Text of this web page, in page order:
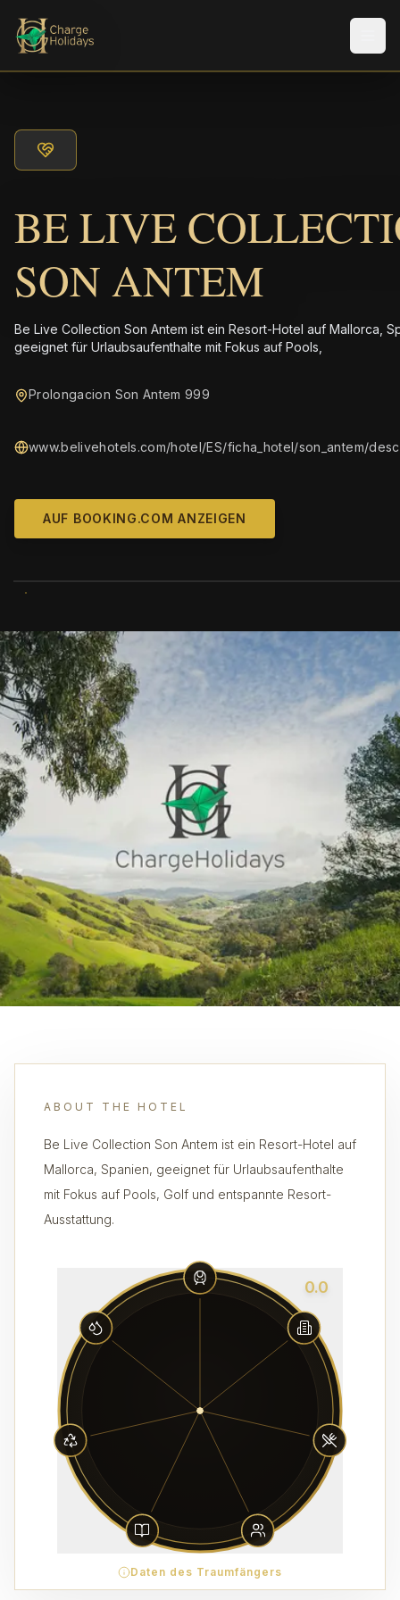
BE LIVE
SON ANTEM
Be Live Collection Son Antem ist ein Resort-Hotel auf Mallorca,
geeignet für Urlaubsaufenthalte mit Fokus auf Pools,
Prolongacion Son Antem 999
www.belivehotels.com/hotel/ES/ficha_hotel/son_antem/
AUF BOOKING.COM ANZEIGEN
ABOUT THE HOTEL
Be Live Collection Son Antem ist ein Resort-Hotel auf
Mallorca, Spanien, geeignet für Urlaubsaufenthalte
mit Fokus auf Pools, Golf und entspannte Resort-
Ausstattung.
0.0
Daten des Traumfängers